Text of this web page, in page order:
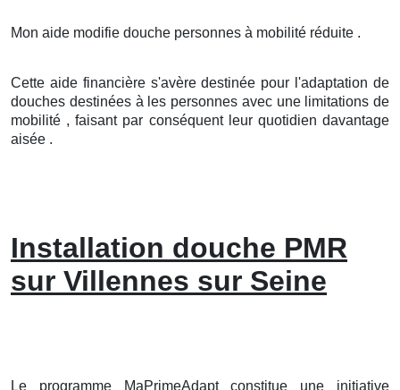
Mon aide modifie douche personnes à mobilité réduite .
Cette aide financière s'avère destinée pour l'adaptation de
douches destinées à les personnes avec une limitations de
mobilité , faisant par conséquent leur quotidien davantage
aisée .
Installation douche PMR
sur Villennes sur Seine
Le programme MaPrimeAdapt constitue une initiative